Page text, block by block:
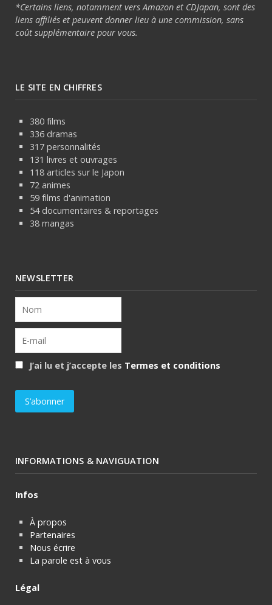
*Certains liens, notamment vers Amazon et CDJapan, sont des
liens affiliés et peuvent donner lieu à une commission, sans
coût supplémentaire pour vous.
LE SITE EN CHIFFRES
380 films
336 dramas
317 personnalités
131 livres et ouvrages
118 articles sur le Japon
72 animes
59 films d'animation
54 documentaires & reportages
38 mangas
NEWSLETTER
J’ai lu et j’accepte les Termes et conditions
INFORMATIONS & NAVIGUATION
Infos
À propos
Partenaires
Nous écrire
La parole est à vous
Légal